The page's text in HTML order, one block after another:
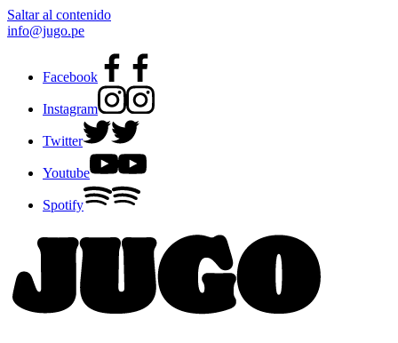
Saltar al contenido
info@jugo.pe
Facebook
Instagram
Twitter
Youtube
Spotify